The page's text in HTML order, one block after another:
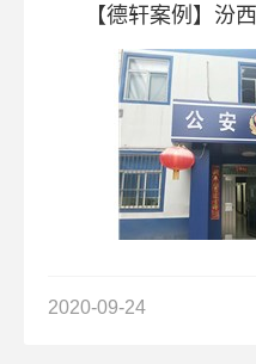
【德轩案例】汾
2020-09-24